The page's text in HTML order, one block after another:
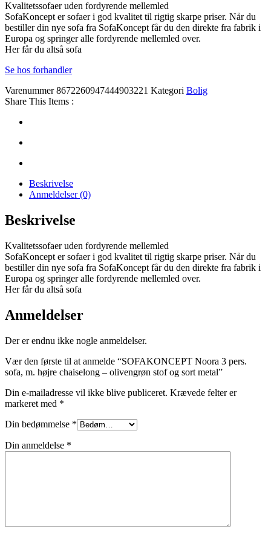
pris
var:
10,489.00 kr..
pris
er:
9,440.10 kr..
Kvalitetssofaer uden fordyrende mellemled
SofaKoncept er sofaer i god kvalitet til rigtig skarpe priser. Når du
bestiller din nye sofa fra SofaKoncept får du den direkte fra fabrik i
Europa og springer alle fordyrende mellemled over.
Her får du altså sofa
Se hos forhandler
Varenummer8672260947444903221 Kategori Bolig
Share This Items :
Beskrivelse
Anmeldelser (0)
Beskrivelse
Kvalitetssofaer uden fordyrende mellemled
SofaKoncept er sofaer i god kvalitet til rigtig skarpe priser. Når du
bestiller din nye sofa fra SofaKoncept får du den direkte fra fabrik i
Europa og springer alle fordyrende mellemled over.
Her får du altså sofa
Anmeldelser
Der er endnu ikke nogle anmeldelser.
Vær den første til at anmelde “SOFAKONCEPT Noora 3 pers.
sofa, m. højre chaiselong – olivengrøn stof og sort metal”
Din e-mailadresse vil ikke blive publiceret. Krævede felter er
markeret med *
Din bedømmelse *
Din anmeldelse *